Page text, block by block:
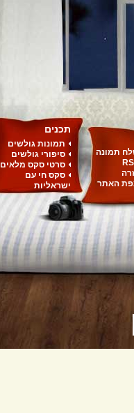
תמונה
האתר
תכנים
תמונות גולשים
סיפורי גולשים
סרטי סקס מלאים
סקס חי עם
ישראליות